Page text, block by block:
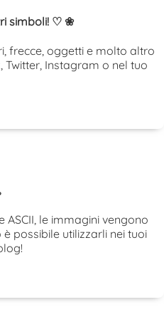
simboli! ♡ ❀
frecce, oggetti e molto altro
Twitter, Instagram o nel tuo
ASCII, le immagini vengono
possibile utilizzarli nei tuoi